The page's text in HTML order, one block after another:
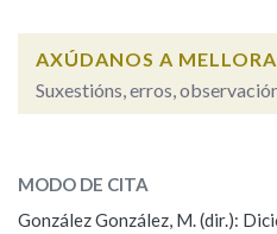
Pertence a
AXÚDANOS A
Suxestións, erros,
ESCOLLE UNHA OPCIÓN:
MODO DE CITA
González González, M. (dir.):